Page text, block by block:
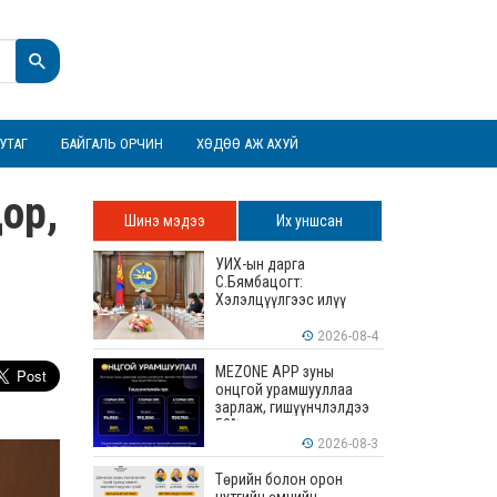
БАЙГАЛЬ ОРЧИН ХӨДӨӨ АЖ АХУЙ
Шинэ мэдээ Их уншсан
УИХ-ын дарга
С.Бямбацогт:
Хэлэлцүүлгээс илүү
илүү бодит үр дүн чухал
2026-08-4
MEZONE APP зуны
онцгой урамшууллаа
зарлаж, гишүүнчлэлдээ
50% хүртэлх хөнгөлөлт
үзүүлж эхэллээ 2026-08-3
Төрийн болон орон